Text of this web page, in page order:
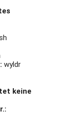
wyldr
keine